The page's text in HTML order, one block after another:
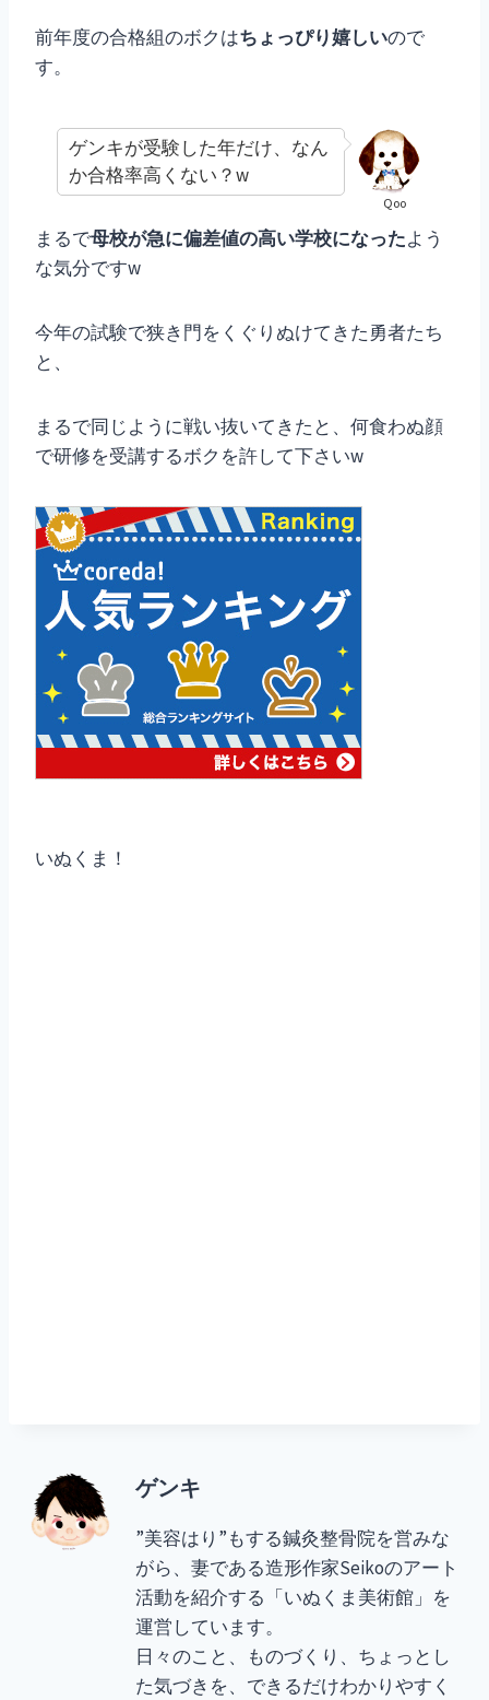
前年度の合格組のボクはちょっぴり嬉しいので
す。
Qoo
ゲンキが受験した年だけ、なん
か合格率高くない？w
まるで母校が急に偏差値の高い学校になったよう
な気分ですw
今年の試験で狭き門をくぐりぬけてきた勇者たち
と、
まるで同じように戦い抜いてきたと、何食わぬ顔
で研修を受講するボクを許して下さいw
いぬくま！
ゲンキ
”美容はり”もする鍼灸整骨院を営みな
がら、妻である造形作家Seikoのアート
活動を紹介する「いぬくま美術館」を
運営しています。
日々のこと、ものづくり、ちょっとし
た気づきを、できるだけわかりやすく